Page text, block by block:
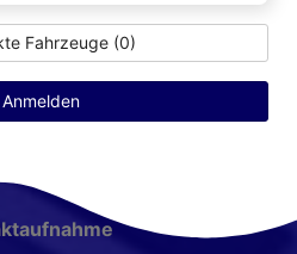
Fahrzeuge (0)
Anmelden